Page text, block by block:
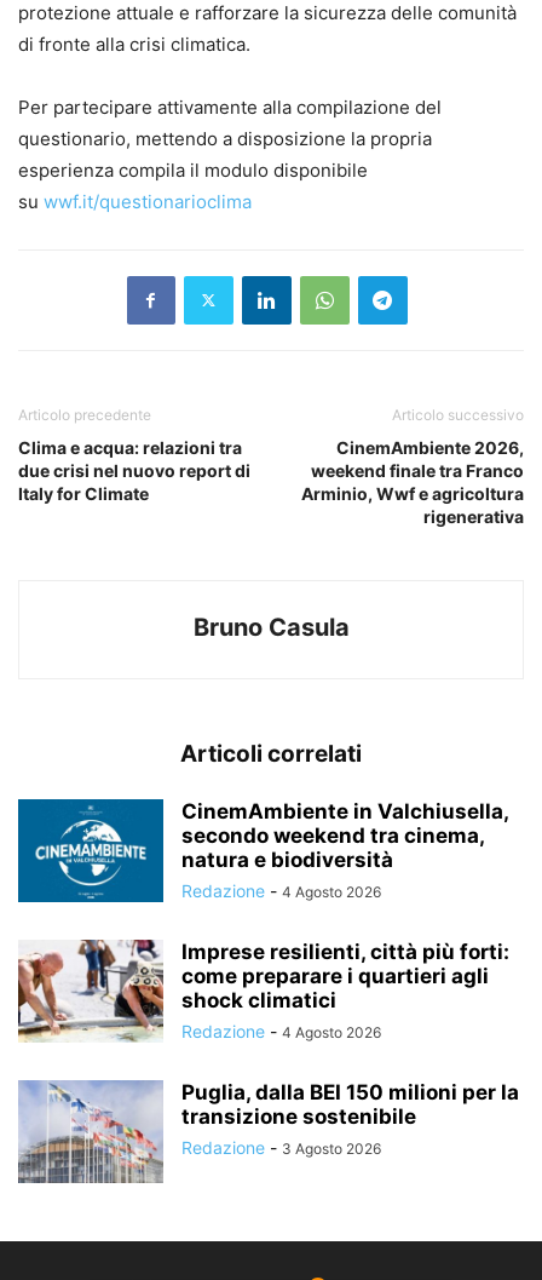
protezione attuale e rafforzare la sicurezza delle comunità
di fronte alla crisi climatica.
Per partecipare attivamente alla compilazione del
questionario, mettendo a disposizione la propria
esperienza compila il modulo disponibile
su wwf.it/questionarioclima
Articolo precedente
Clima e acqua: relazioni tra
due crisi nel nuovo report di
Italy for Climate
Articolo successivo
CinemAmbiente 2026,
weekend finale tra Franco
Arminio, Wwf e agricoltura
rigenerativa
Bruno Casula
Articoli correlati
CinemAmbiente in Valchiusella,
secondo weekend tra cinema,
natura e biodiversità
Redazione - 4 Agosto 2026
Imprese resilienti, città più forti:
come preparare i quartieri agli
shock climatici
Redazione - 4 Agosto 2026
Puglia, dalla BEI 150 milioni per la
transizione sostenibile
Redazione - 3 Agosto 2026